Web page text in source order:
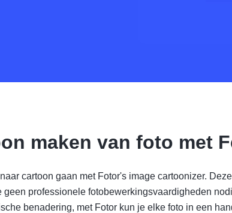
maken van foto met
cartoon gaan met Fotor's image cartoonizer.
professionele fotobewerkingsvaardigheden
benadering, met Fotor kun je elke foto in een